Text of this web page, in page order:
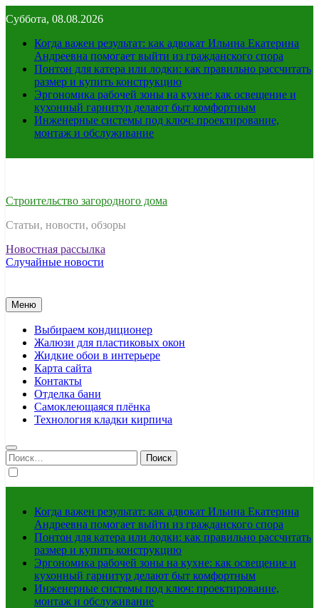
к
содержимому
Суббота, 08.08.2026
Когда важен результат: как адвокат Ильина Екатерина
Андреевна помогает выйти из гражданского спора
Понтон для катера или лодки: как правильно рассчитать
размер и купить конструкцию
Эргономика рабочей зоны на кухне: как освещение и
кухонный гарнитур делают быт комфортным
Инженерные системы под ключ: проектирование,
монтаж и обслуживание
Строительство загородного дома
Статьи, новости, обзоры
Новостная рассылка
Случайные новости
Меню
Выбираем кондиционер
Жалюзи для пластиковых окон
Жидкие обои в интерьере
Карта сайта
Контакты
Отделка бани
Самоклеющаяся плёнка
Технология кладки кирпича
Найти:
Когда важен результат: как адвокат Ильина Екатерина
Андреевна помогает выйти из гражданского спора
Понтон для катера или лодки: как правильно рассчитать
размер и купить конструкцию
Эргономика рабочей зоны на кухне: как освещение и
кухонный гарнитур делают быт комфортным
Инженерные системы под ключ: проектирование,
монтаж и обслуживание